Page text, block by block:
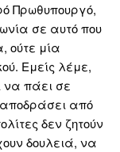
Πρωθυπουργό,
σε αυτό που
ούτε μία
Εμείς λέμε,
να πάει σε
από
δεν ζητούν
δουλειά, να